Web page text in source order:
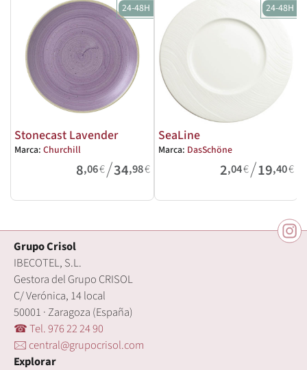
24-48H
Stonecast Lavender
Marca: Churchill
8,06€/34,98€
24-48H
SeaLine
Marca: DasSchöne
2,04€/19,40€
Grupo Crisol
IBECOTEL, S.L.
Gestora del Grupo CRISOL
C/ Verónica, 14 local
50001 · Zaragoza (España)
☎ Tel. 976 22 24 90
🖂 central@grupocrisol.com
Explorar